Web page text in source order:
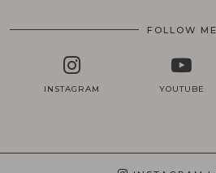
FOLLOW ME
INSTAGRAM YOUTUBE